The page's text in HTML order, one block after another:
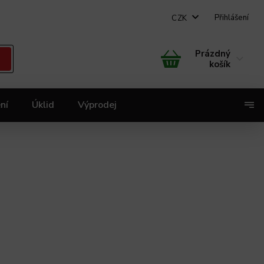
CZK Přihlášení
Prázdný
košík
Úklid Výprodej